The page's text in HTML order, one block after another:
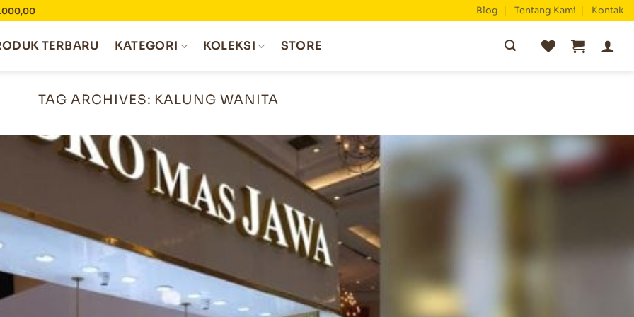
Blog Tentang Kami Kontak
TERBARU KATEGORI KOLEKSI STORE
TAG ARCHIVES: KALUNG WANITA